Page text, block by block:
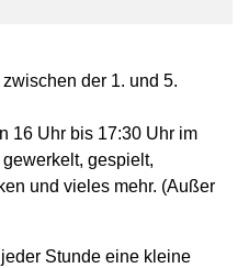
der 1. und 5.
16 Uhr bis 17:30 Uhr im
gespielt,
und vieles mehr. (Außer
Stunde eine kleine